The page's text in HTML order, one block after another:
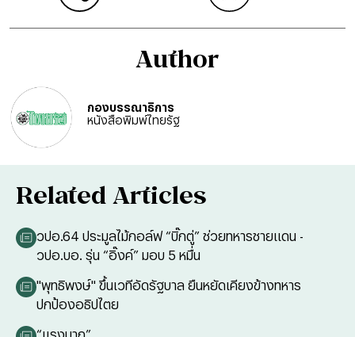
Author
กองบรรณาธิการ
หนังสือพิมพ์ไทยรัฐ
Related Articles
วปอ.64 ประมูลไม้กอล์ฟ “บิ๊กตู่” ช่วยทหารชายแดน -
วปอ.บอ. รุ่น “อิ๊งค์” มอบ 5 หมื่น
"พุทธิพงษ์" ขึ้นเวทีอัดรัฐบาล ยืนหยัดเคียงข้างทหาร
ปกป้องอธิปไตย